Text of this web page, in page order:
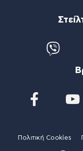
Πολιτική Cookies